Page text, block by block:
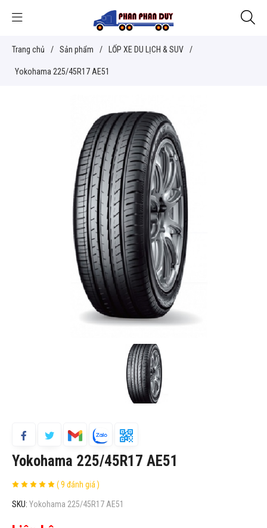
Trang chủ / Sản phẩm / LỐP XE DU LỊCH & SUV /
Yokohama 225/45R17 AE51
Yokohama 225/45R17 AE51
( 9 đánh giá )
SKU: Yokohama 225/45R17 AE51